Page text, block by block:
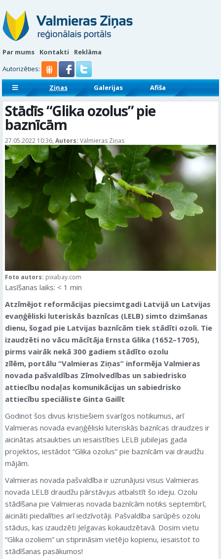
Par mums Kontakti
Reklāma
Autorizēties:
Ziņas Galerijas
Afiša
Sludinājumi
Reklāmraksti
Stādīs “Glika ozolus” pie
baznīcām
27.05.2022 10:36, Autors: Valmieras Ziņas
Foto autors: pixabay.com
Lasīšanas laiks: < 1 min
Atzīmējot reformācijas piecsimtgadi Latvijā un Latvijas
evaņģēliski luteriskās baznīcas (LELB) simto dzimšanas
dienu, šogad pie Latvijas baznīcām tiek stādīti ozoli. Tie
izaudzēti no vācu mācītāja Ernsta Glika (1652–1705),
pirms vairāk nekā 300 gadiem stādīto ozolu
zīlēm, portālu “Valmieras Ziņas” informēja Valmieras
novada pašvaldības Zīmolvedības un sabiedrisko
attiecību nodaļas komunikācijas un sabiedrisko
attiecību speciāliste Ginta Gailīt
Godinot šos divus kristiešiem svarīgos notikumus, arī
Valmieras novada evaņģēliski luteriskās baznīcas draudzes ir
aicinātas atsaukties un iesaistīties LELB jubilejas gada
projektos, iestādot “Glika ozolus” pie baznīcām vai draudžu
mājām.
Valmieras novada pašvaldība ir uzrunājusi visus Valmieras
novada LELB draudžu pārstāvjus atbalstīt šo ideju. Ozolu
stādīšana pie Valmieras novada baznīcām notiks septembrī,
aicināti piedalīties arī iedzīvotāji. Pašvaldība sarūpēs ozolu
stādus, kas izaudzēti Jelgavas kokaudzētavā. Dosim vietu
“Glika ozoliem” un stiprināsim vietējo kopienu, iesaistot to
stādīšanas pasākumos!